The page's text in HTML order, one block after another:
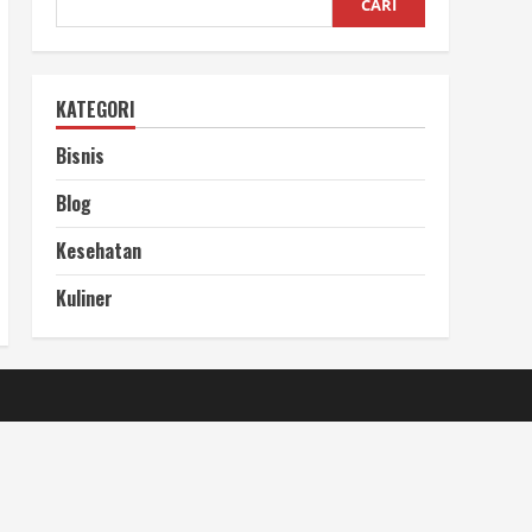
KATEGORI
Bisnis
Blog
Kesehatan
Kuliner